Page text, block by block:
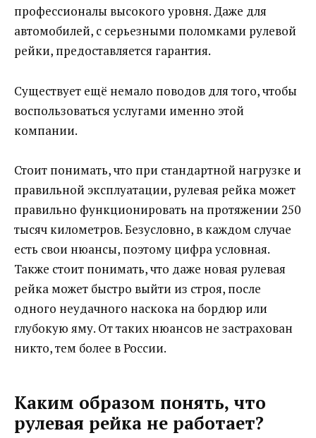
профессионалы высокого уровня. Даже для
автомобилей, с серьезными поломками рулевой
рейки, предоставляется гарантия.
Существует ещё немало поводов для того, чтобы
воспользоваться услугами именно этой
компании.
Стоит понимать, что при стандартной нагрузке и
правильной эксплуатации, рулевая рейка может
правильно функционировать на протяжении 250
тысяч километров. Безусловно, в каждом случае
есть свои нюансы, поэтому цифра условная.
Также стоит понимать, что даже новая рулевая
рейка может быстро выйти из строя, после
одного неудачного наскока на бордюр или
глубокую яму. От таких нюансов не застрахован
никто, тем более в России.
Каким образом понять, что
рулевая рейка не работает?